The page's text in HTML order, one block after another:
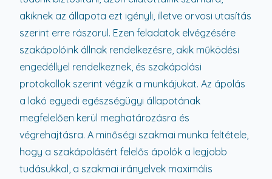
akiknek az állapota ezt igényli, illetve orvosi utasítás
szerint erre rászorul. Ezen feladatok elvégzésére
szakápolóink állnak rendelkezésre, akik működési
engedéllyel rendelkeznek, és szakápolási
protokollok szerint végzik a munkájukat. Az ápolás
a lakó egyedi egészségügyi állapotának
megfelelően kerül meghatározásra és
végrehajtásra. A minőségi szakmai munka feltétele,
hogy a szakápolásért felelős ápolók a legjobb
tudásukkal, a szakmai irányelvek maximális